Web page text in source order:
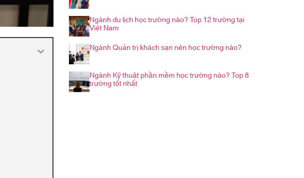
Ngành du lịch học trường nào? Top 12 trường tại
Việt Nam
Ngành Quản trị khách sạn nên học trường nào?
Ngành Kỹ thuật phần mềm học trường nào? Top 8
trường tốt nhất